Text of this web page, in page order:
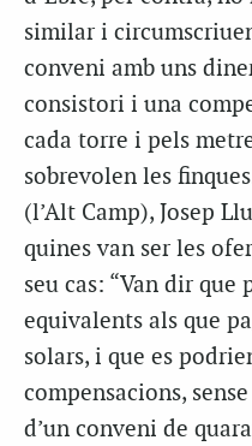
similar i
conveni amb uns
consistori i una
cada torre i pels
sobrevolen les
(l’Alt Camp), Josep
quines van ser les
seu cas: “Van dir
equivalents als que
solars, i que es
compensacions,
d’un conveni de